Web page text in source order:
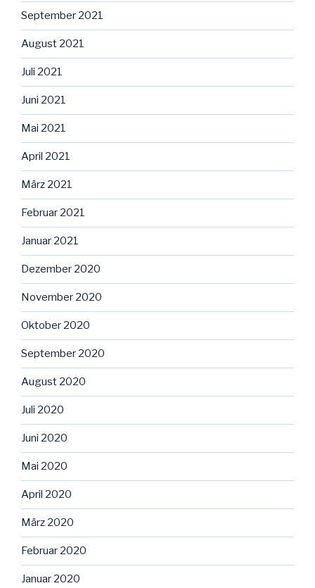
September 2021
August 2021
Juli 2021
Juni 2021
Mai 2021
April 2021
März 2021
Februar 2021
Januar 2021
Dezember 2020
November 2020
Oktober 2020
September 2020
August 2020
Juli 2020
Juni 2020
Mai 2020
April 2020
März 2020
Februar 2020
Januar 2020